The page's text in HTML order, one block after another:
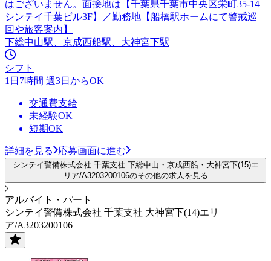
はございません。面接地は【千葉県千葉市中央区栄町35-14
シンテイ千葉ビル3F】／勤務地【船橋駅ホームにて警戒巡
回や旅客案内】
下総中山駅、京成西船駅、大神宮下駅
シフト
1日7時間 週3日からOK
交通費支給
未経験OK
短期OK
詳細を見る 応募画面に進む
シンテイ警備株式会社 千葉支社 下総中山・京成西船・大神宮下(15)エ
リア/A3203200106のその他の求人を見る
アルバイト・パート
シンテイ警備株式会社 千葉支社 大神宮下(14)エリ
ア/A3203200106